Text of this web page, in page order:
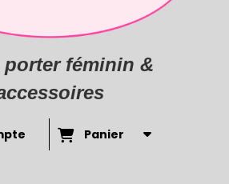
porter féminin &
Panier